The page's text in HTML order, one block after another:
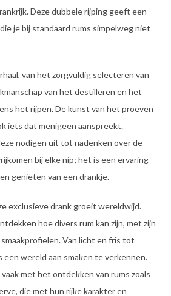
Deze dubbele rijping geeft een
je bij standaard rums simpelweg niet
van het zorgvuldig selecteren van
van het destilleren en het
het rijpen. De kunst van het proeven
iets dat menigeen aanspreekt.
nodigen uit tot nadenken over de
bij elke nip; het is een ervaring
genieten van een drankje.
exclusieve drank groeit wereldwijd.
hoe divers rum kan zijn, met zijn
Van licht en fris tot
een wereld aan smaken te verkennen.
met het ontdekken van rums zoals
die met hun rijke karakter en